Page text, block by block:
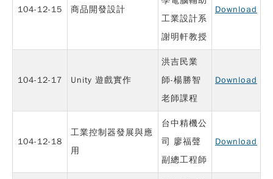
104-12-15 商品開發設計
工業設計系
謝明軒教授
Download
104-12-17 Unity 遊戲實作
洪吉民業
師-楊勝智
老師課程
Download
104-12-18
工業控制器發展與應
用
台中精機公
司 廖福聲
副總工程師
Download